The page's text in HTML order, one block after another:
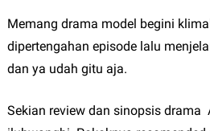
Memang drama model begini
dipertengahan episode lalu
dan ya udah gitu aja.
Sekian review dan sinopsis drama